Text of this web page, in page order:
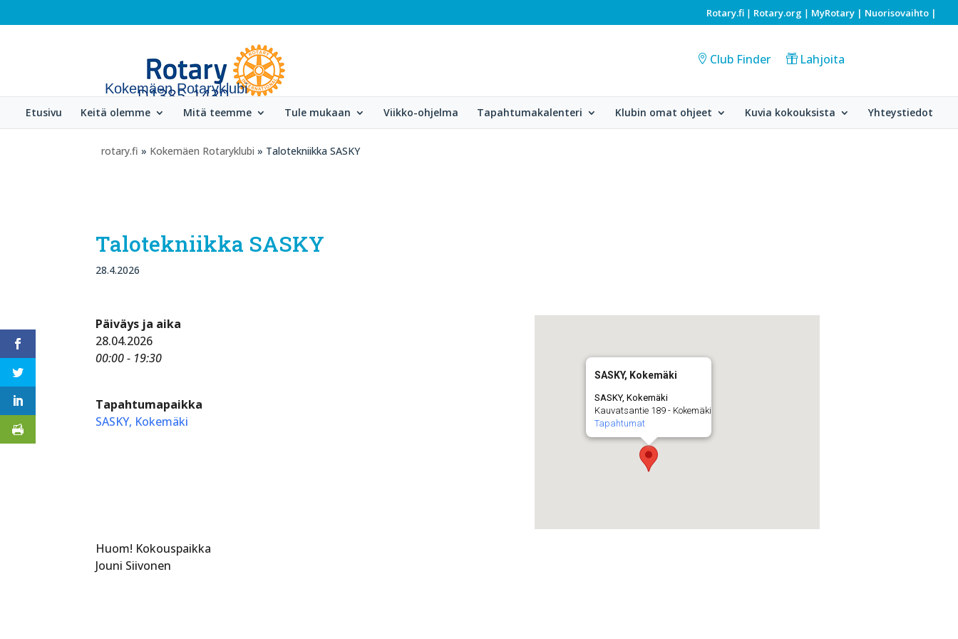
Rotary.fi | Rotary.org | MyRotary | Nuorisovaihto |
Kokemäen Rotaryklubi
Club Finder Lahjoita
Etusivu Keitä olemme Mitä teemme Tule mukaan Viikko-ohjelma Tapahtumakalenteri Klubin omat ohjeet Kuvia kokouksista Yhteystiedot
rotary.fi » Kokemäen Rotaryklubi » Talotekniikka SASKY
Talotekniikka SASKY
28.4.2026
SASKY, Kokemäki
SASKY, Kokemäki
Kauvatsantie 189 - Kokemäki
Tapahtumat
Päiväys ja aika
28.04.2026
00:00 - 19:30
Tapahtumapaikka
SASKY, Kokemäki
Huom! Kokouspaikka
Jouni Siivonen